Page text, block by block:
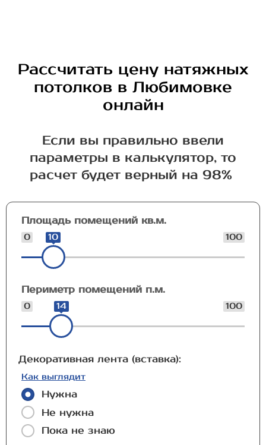
Рассчитать цену натяжных
потолков в Любимовке
онлайн
Если вы правильно ввели
параметры в калькулятор, то
расчет будет верный на 98%
Площадь помещений кв.м.
0 100
10
Периметр помещений п.м.
0 100
14
Декоративная лента (вставка):
Как выглядит
Нужна
Не нужна
Пока не знаю